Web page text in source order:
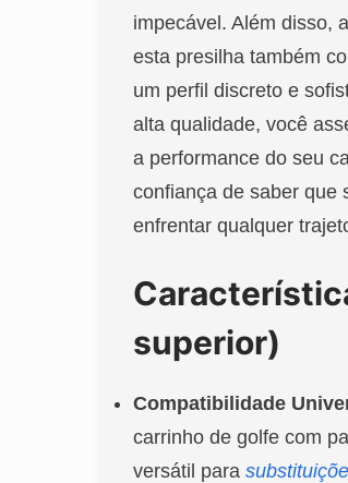
impecável. Além disso,
esta presilha também
um perfil discreto e
alta qualidade, você
a performance do seu
confiança de saber que
enfrentar qualquer
superior)
Compatibilidade
carrinho de golfe com
versátil para